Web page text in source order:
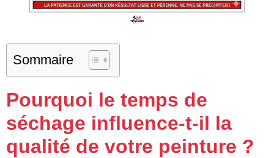
Sommaire
Pourquoi le temps de
séchage influence-t-il la
qualité de votre peinture ?